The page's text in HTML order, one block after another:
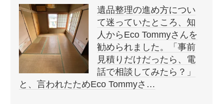
遺品整理の進め方につい
て迷っていたところ、知
人からEco Tommyさんを
勧められました。「事前
見積りだけだったら、電
話で相談してみたら？」
と、言われたためEco Tommyさ…